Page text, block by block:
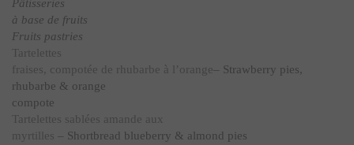
Pâtisseries
à base de fruits
Fruits pastries
Tartelettes
fraises, compotée de rhubarbe à l’orange– Strawberry pies,
rhubarbe & orange
compote
Tartelettes sablées amande aux
myrtilles – Shortbread blueberry & almond pies